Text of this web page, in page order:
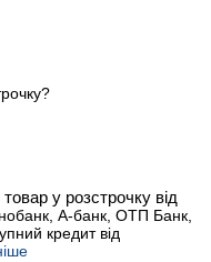
у розстрочку від
А-банк, ОТП Банк,
кредит від